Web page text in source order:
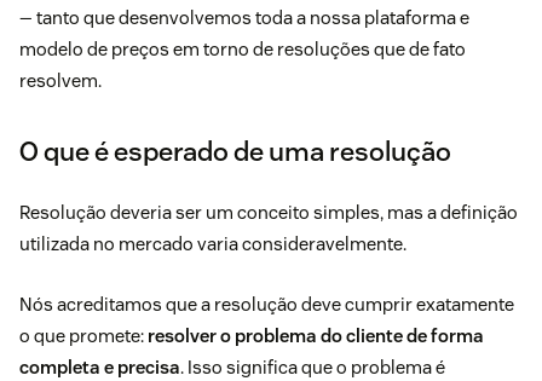
— tanto que desenvolvemos toda a nossa plataforma e
modelo de preços em torno de resoluções que de fato
resolvem.
O que é esperado de uma resolução
Resolução deveria ser um conceito simples, mas a definição
utilizada no mercado varia consideravelmente.
Nós acreditamos que a resolução deve cumprir exatamente
o que promete: resolver o problema do cliente de forma
completa e precisa. Isso significa que o problema é